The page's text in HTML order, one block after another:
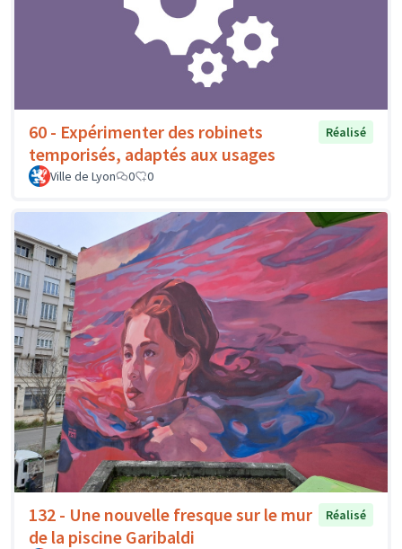
60 - Expérimenter des robinets
temporisés, adaptés aux usages
Réalisé
Ville de Lyon 0 0
132 - Une nouvelle fresque sur le mur
de la piscine Garibaldi
Réalisé